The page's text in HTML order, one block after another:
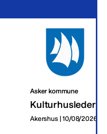
Asker kommune
Kulturhusleder
Akershus | 10/08/2026